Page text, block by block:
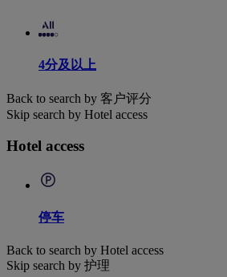
4分及以上
Back to search by 客户评分
Skip search by Hotel access
Hotel access
停车
Back to search by Hotel access
Skip search by 护理